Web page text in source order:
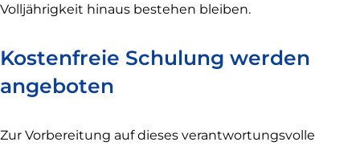
Volljährigkeit hinaus bestehen bleiben.
Kostenfreie Schulung werden
angeboten
Zur Vorbereitung auf dieses verantwortungsvolle